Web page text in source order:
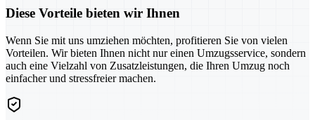
Diese Vorteile bieten wir Ihnen
Wenn Sie mit uns umziehen möchten, profitieren Sie von vielen
Vorteilen. Wir bieten Ihnen nicht nur einen Umzugsservice, sondern
auch eine Vielzahl von Zusatzleistungen, die Ihren Umzug noch
einfacher und stressfreier machen.